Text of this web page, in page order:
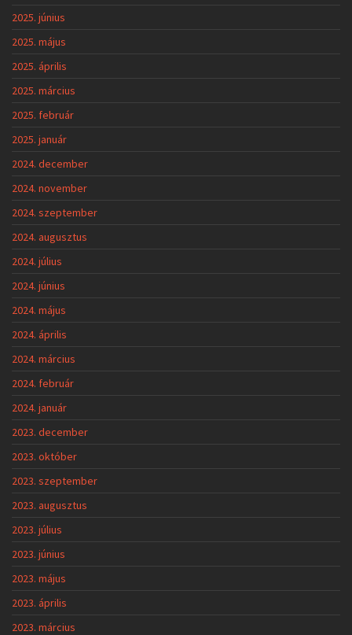
2025. június
2025. május
2025. április
2025. március
2025. február
2025. január
2024. december
2024. november
2024. szeptember
2024. augusztus
2024. július
2024. június
2024. május
2024. április
2024. március
2024. február
2024. január
2023. december
2023. október
2023. szeptember
2023. augusztus
2023. július
2023. június
2023. május
2023. április
2023. március